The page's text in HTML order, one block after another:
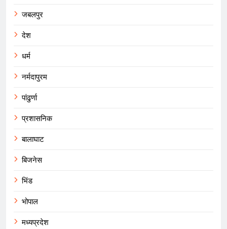
जबलपुर
देश
धर्म
नर्मदापुरम
पांढुर्णा
प्रशासनिक
बालाघाट
बिजनेस
भिंड
भोपाल
मध्यप्रदेश